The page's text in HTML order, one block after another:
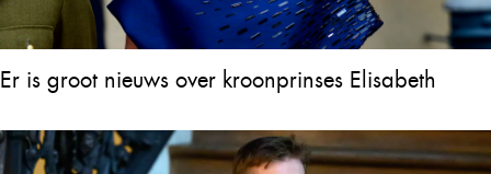
Er is groot nieuws over kroonprinses Elisabeth